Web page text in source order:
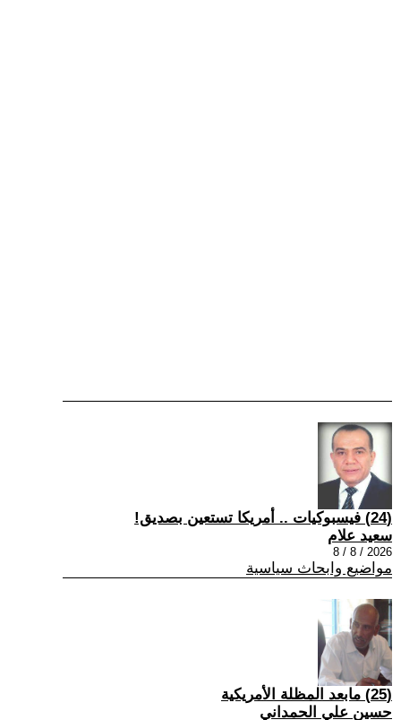
(24) فيسبوكيات .. أمريكا تستعين بصديق!
سعيد علام
2026 / 8 / 8
مواضيع وابحاث سياسية
(25) مابعد المظلة الأمريكية
حسين علي الحمداني